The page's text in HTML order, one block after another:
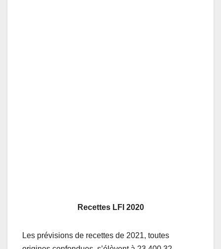
Recettes LFI 2020
Les prévisions de recettes de 2021, toutes